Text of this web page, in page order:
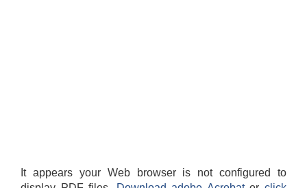
It appears your Web browser is not configured to